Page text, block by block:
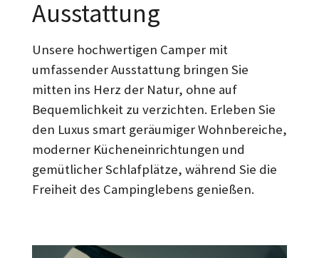
Ausstattung
Unsere hochwertigen Camper mit
umfassender Ausstattung bringen Sie
mitten ins Herz der Natur, ohne auf
Bequemlichkeit zu verzichten. Erleben Sie
den Luxus smart geräumiger Wohnbereiche,
moderner Kücheneinrichtungen und
gemütlicher Schlafplätze, während Sie die
Freiheit des Campinglebens genießen.